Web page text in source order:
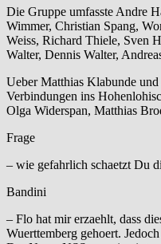
Die Gruppe umfasste Andre
Wimmer, Christian Spang,
Weiss, Richard Thiele, Sven
Walter, Dennis Walter,
Ueber Matthias Klabunde
Verbindungen ins
Olga Widerspan, Matthias
Frage
– wie gefahrlich schaetzt Du
Bandini
– Flo hat mir erzaehlt, dass
Wuerttemberg gehoert.